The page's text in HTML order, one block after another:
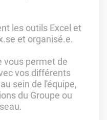
les outils Excel et
et organisé.e.
vous permet de
vos différents
sein de l'équipe,
du Groupe ou